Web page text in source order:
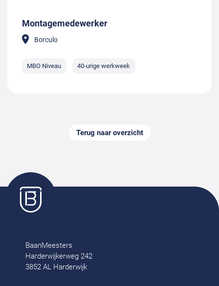
Montagemedewerker
Borculo
MBO Niveau 40-urige werkweek
Terug naar overzicht
BaanMeesters
Harderwijkerweg 242
3852 AL Harderwijk